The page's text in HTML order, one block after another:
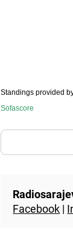
Standings provided
Sofascore
Facebook |